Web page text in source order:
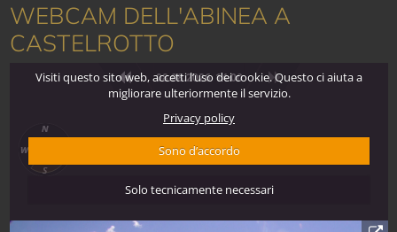
WEBCAM DELL'ABINEA A
CASTELROTTO